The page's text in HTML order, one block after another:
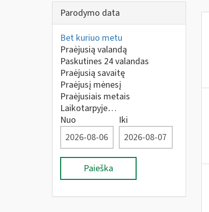
Parodymo data
Bet kuriuo metu
Praėjusią valandą
Paskutines 24 valandas
Praėjusią savaitę
Praėjusį mėnesį
Praėjusiais metais
Laikotarpyje…
Nuo
Iki
Paieška